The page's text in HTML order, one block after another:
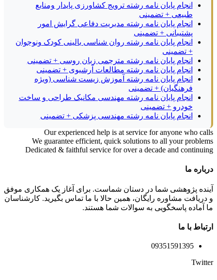
انجام پایان نامه رشته ترویج کشاورزی پایدار ومنابع
طبیعی + تضمینی
انجام پایان نامه رشته مدیریت دفاعی گرایش امور
پشتیبانی + تضمینی
انجام پایان نامه رشته روان شناسی بالینی کودک ونوجوان
+ تضمینی
انجام پایان نامه رشته مترجمی زبان روسی + تضمینی
انجام پایان نامه رشته مطالعات آرشیوی + تضمینی
انجام پایان نامه رشته آموزش زیست شناسی (ویژه
فرهنگیان) + تضمینی
انجام پایان نامه رشته مهندسی مکانیک طراحی و ساخت
خودرو + تضمینی
انجام پایان نامه رشته مهندسی پزشکی + تضمینی
Our experienced help is at service for anyone who calls
We guarantee efficient, quick solutions to all your problems
Dedicated & faithful service for over a decade and continuing
درباره ما
آینده پژوهشی شما در دستان شماست. برای آغاز یک همکاری موفق
و دریافت مشاوره رایگان، همین حالا با ما تماس بگیرید. کارشناسان
ما آماده پاسخگویی به سوالات شما هستند.
ارتباط با ما
09351591395
Twitter